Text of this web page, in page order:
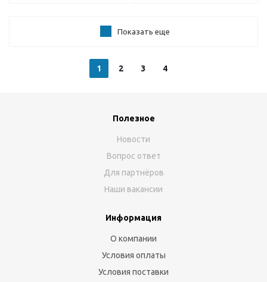
Показать еще
1 2 3 4
Полезное
Новости
Вопрос ответ
Для партнёров
Наши вакансии
Информация
О компании
Условия оплаты
Условия поставки